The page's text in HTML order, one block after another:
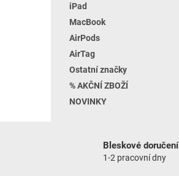
iPad
MacBook
AirPods
AirTag
Ostatní značky
% AKČNÍ ZBOŽÍ
NOVINKY
Bleskové doručení
1-2 pracovní dny